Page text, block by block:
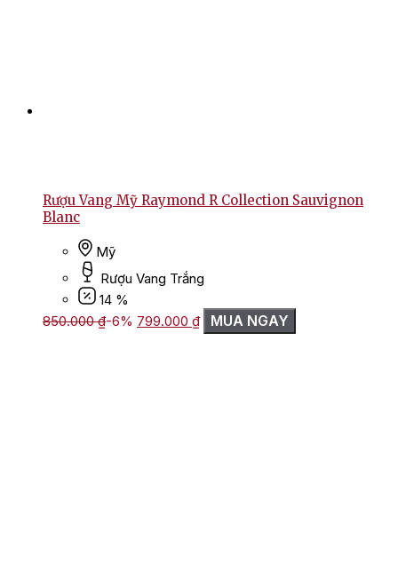
Rượu Vang Mỹ Raymond R Collection Sauvignon
Blanc
Mỹ
Rượu Vang Trắng
14 %
850.000₫-6% Giá
gốc
799.000 ₫Giá
hiện
MUA NGAY